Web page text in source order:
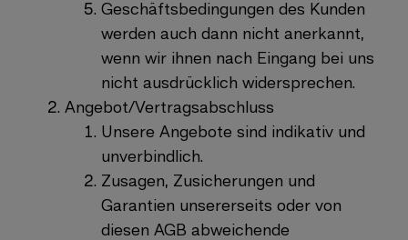
Geschäftsbedingungen des Kunden
werden auch dann nicht anerkannt,
wenn wir ihnen nach Eingang bei uns
nicht ausdrücklich widersprechen.
Angebot/Vertragsabschluss
Unsere Angebote sind indikativ und
unverbindlich.
Zusagen, Zusicherungen und
Garantien unsererseits oder von
diesen AGB abweichende